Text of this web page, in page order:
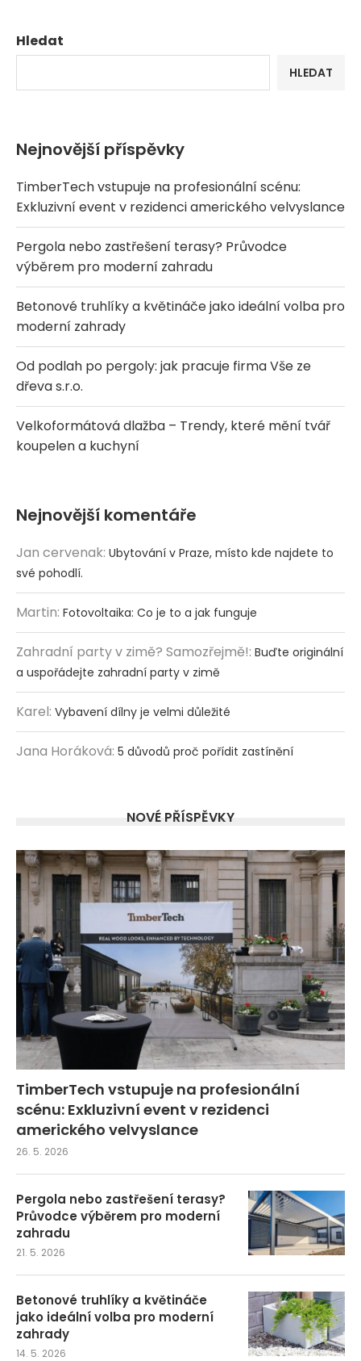
Hledat
HLEDAT
Nejnovější příspěvky
TimberTech vstupuje na profesionální scénu:
Exkluzivní event v rezidenci amerického velvyslance
Pergola nebo zastřešení terasy? Průvodce
výběrem pro moderní zahradu
Betonové truhlíky a květináče jako ideální volba pro
moderní zahrady
Od podlah po pergoly: jak pracuje firma Vše ze
dřeva s.r.o.
Velkoformátová dlažba – Trendy, které mění tvář
koupelen a kuchyní
Nejnovější komentáře
Jan cervenak: Ubytování v Praze, místo kde najdete to
své pohodlí.
Martin: Fotovoltaika: Co je to a jak funguje
Zahradní party v zimě? Samozřejmě!: Buďte originální
a uspořádejte zahradní party v zimě
Karel: Vybavení dílny je velmi důležité
Jana Horáková: 5 důvodů proč pořídit zastínění
NOVÉ PŘÍSPĚVKY
TimberTech vstupuje na profesionální
scénu: Exkluzivní event v rezidenci
amerického velvyslance
26. 5. 2026
Pergola nebo zastřešení terasy?
Průvodce výběrem pro moderní
zahradu
21. 5. 2026
Betonové truhlíky a květináče
jako ideální volba pro moderní
zahrady
14. 5. 2026